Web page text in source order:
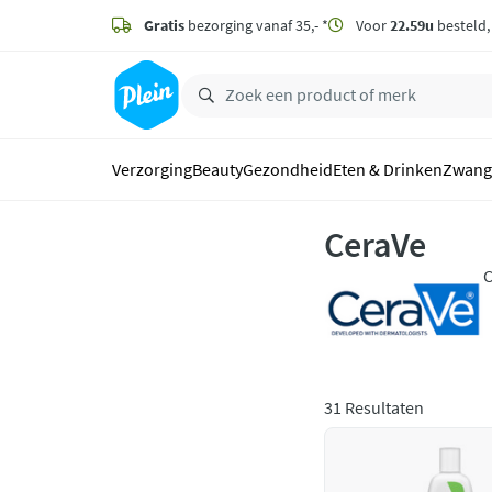
zoeken
hoofdinhoud
Gratis bezorging vanaf 35,- * Voor22.59u besteld,
VerzorgingBeautyGezondheidEten & Drinken
CeraVe
31 Resultaten